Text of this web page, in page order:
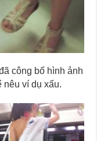
công bố hình ảnh
nêu ví dụ xấu.